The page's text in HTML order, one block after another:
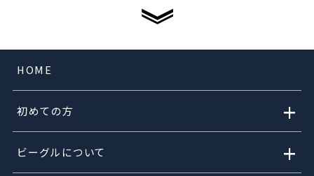
HOME
初めての方 +
ビーグルについて +